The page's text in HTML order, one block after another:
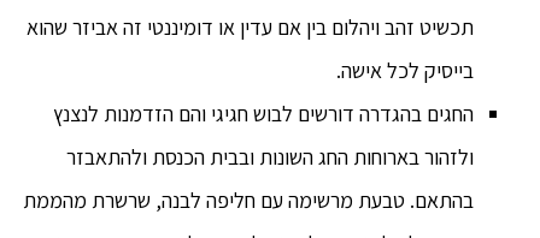
תכשיט זהב ויהלום בין אם עדין או דומיננטי זה אביזר שהוא
בייסיק לכל אישה.
החגים בהגדרה דורשים לבוש חגיגי והם הזדמנות לנצנץ
ולזהור בארוחות החג השונות ובבית הכנסת ולהתאבזר
בהתאם. טבעת מרשימה עם חליפה לבנה, שרשרת מהממת